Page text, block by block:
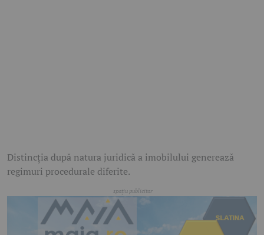
Distincția după natura juridică a imobilului generează
regimuri procedurale diferite.